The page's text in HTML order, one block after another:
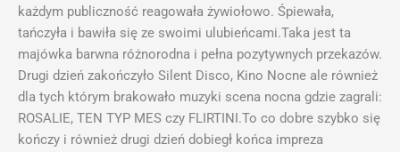
każdym publiczność reagowała żywiołowo. Śpiewała,
tańczyła i bawiła się ze swoimi ulubieńcami.Taka jest ta
majówka barwna różnorodna i pełna pozytywnych przekazów.
Drugi dzień zakończyło Silent Disco, Kino Nocne ale również
dla tych którym brakowało muzyki scena nocna gdzie zagrali:
ROSALIE, TEN TYP MES czy FLIRTINI.To co dobre szybko się
kończy i również drugi dzień dobiegł końca impreza